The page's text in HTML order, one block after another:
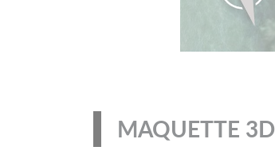
MAQUETTE 3D